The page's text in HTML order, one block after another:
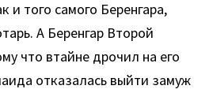
и того самого Беренгара,
А Беренгар Второй
что втайне дрочил на его
отказалась выйти замуж